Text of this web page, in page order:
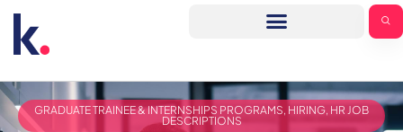
GRADUATE TRAINEE & INTERNSHIPS PROGRAMS, HIRING, HR JOB
DESCRIPTIONS